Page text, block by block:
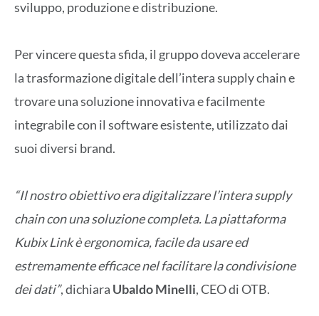
sviluppo, produzione e distribuzione.
Per vincere questa sfida, il gruppo doveva accelerare
la trasformazione digitale dell’intera supply chain e
trovare una soluzione innovativa e facilmente
integrabile con il software esistente, utilizzato dai
suoi diversi brand.
“Il nostro obiettivo era digitalizzare l’intera supply
chain con una soluzione completa. La piattaforma
Kubix Link è ergonomica, facile da usare ed
estremamente efficace nel facilitare la condivisione
dei dati”, dichiara Ubaldo Minelli, CEO di OTB.